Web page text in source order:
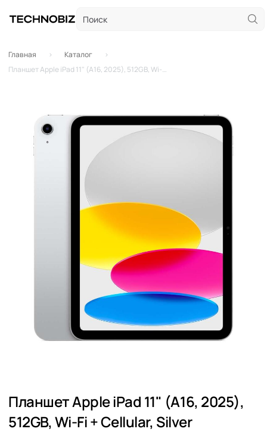
Главная
Каталог
Планшет Apple iPad 11" (A16, 2025), 512GB, Wi-Fi + Cellular, Silver
Планшет Apple iPad 11" (A16, 2025),
512GB, Wi-Fi + Cellular, Silver